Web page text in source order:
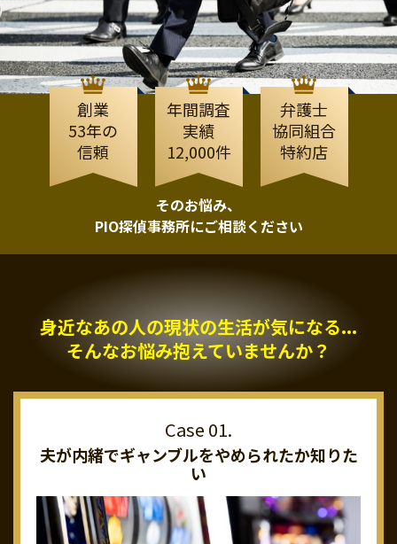
創業
53年の
信頼
年間調査
実績
12,000件
弁護士
協同組合
特約店
そのお悩み、
PIO探偵事務所にご相談ください
身近なあの人の現状の生活が気になる...
そんなお悩み抱えていませんか？
夫が内緒でギャンブルをやめられたか知りた
い